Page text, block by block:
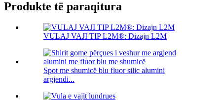
Produkte të paraqitura
VULAJ VAJI TIP L2M®: Dizajn L2M
Spot me shumicë blu fluor silic alumini
argjendi...